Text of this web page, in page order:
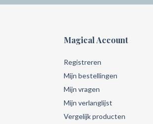
Magical Account
Registreren
Mijn bestellingen
Mijn vragen
Mijn verlanglijst
Vergelijk producten